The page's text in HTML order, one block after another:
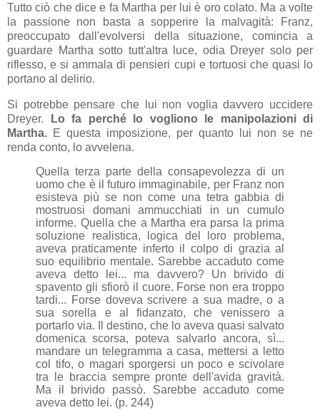
Tutto ciò che dice e fa Martha per lui è oro colato. Ma a volte
la passione non basta a sopperire la malvagità: Franz,
preoccupato dall'evolversi della situazione, comincia a
guardare Martha sotto tutt'altra luce, odia Dreyer solo per
riflesso, e si ammala di pensieri cupi e tortuosi che quasi lo
portano al delirio.
Si potrebbe pensare che lui non voglia davvero uccidere
Dreyer.
Lo fa perché lo vogliono le manipolazioni di
Martha. E questa imposizione, per quanto lui non se ne
renda conto, lo avvelena.
Quella terza parte della consapevolezza di un
uomo che è il futuro immaginabile, per Franz non
esisteva più se non come una tetra gabbia di
mostruosi domani ammucchiati in un cumulo
informe. Quella che a Martha era parsa la prima
soluzione realistica, logica del loro problema,
aveva praticamente inferto il colpo di grazia al
suo equilibrio mentale. Sarebbe accaduto come
aveva detto lei... ma davvero? Un brivido di
spavento gli sfiorò il cuore. Forse non era troppo
tardi... Forse doveva scrivere a sua madre, o a
sua sorella e al fidanzato, che venissero a
portarlo via. Il destino, che lo aveva quasi salvato
domenica scorsa, poteva salvarlo ancora, sì...
mandare un telegramma a casa, mettersi a letto
col tifo, o magari sporgersi un poco e scivolare
tra le braccia sempre pronte dell'avida gravità.
Ma il brivido passò. Sarebbe accaduto come
aveva detto lei. (p. 244)